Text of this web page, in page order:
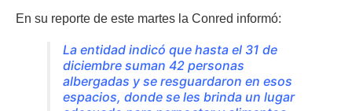
En su reporte de este martes la Conred informó:
La entidad indicó que hasta el 31 de
diciembre suman 42 personas
albergadas y se resguardaron en esos
espacios, donde se les brinda un lugar